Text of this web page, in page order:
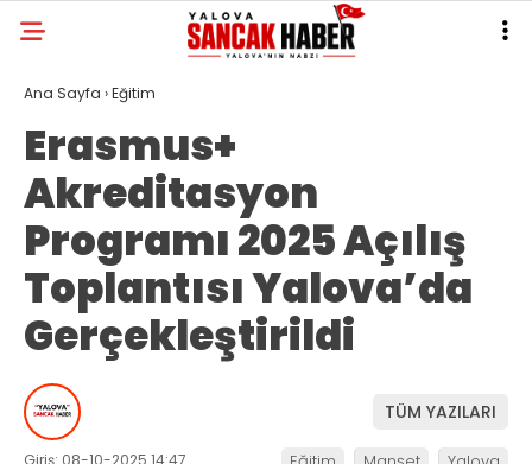
Ana Sayfa ›Eğitim
Erasmus+
Akreditasyon
Programı 2025 Açılış
Toplantısı Yalova’da
Gerçekleştirildi
TÜM YAZILARI
Giriş: 08-10-2025 14:47